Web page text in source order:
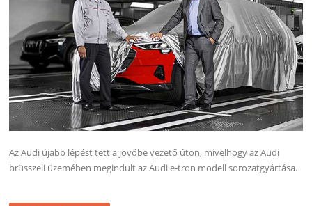
Az Audi újabb lépést tett a jövőbe vezető úton, mivelhogy az Audi
brüsszeli üzemében megindult az Audi e-tron modell sorozatgyártása.